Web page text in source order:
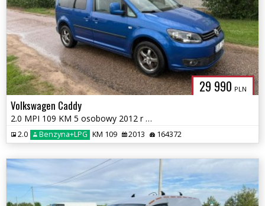
29 990 PLN
Volkswagen Caddy
2.0 MPI 109 KM 5 osobowy 2012 r Nowa instalacja LPG
2.0 Benzyna+LPG KM 109 2013 164372